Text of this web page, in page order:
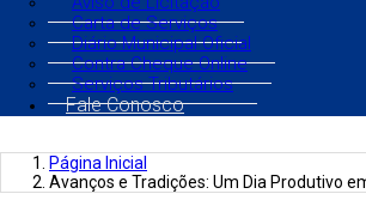
Carta de Serviços
Diário Municipal Oficial
Contra Cheque Online
Serviços Tributários
Fale Conosco
Página Inicial
Avanços e Tradições: Um Dia Produtivo